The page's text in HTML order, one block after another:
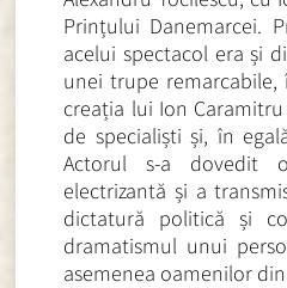
Prințului Danemarcei.
acelui spectacol era și
unei trupe remarcabile,
creația lui Ion
de specialiști și, în
Actorul s-a dovedit
electrizantă și a
dictatură politică și
dramatismul unui
asemenea oamenilor